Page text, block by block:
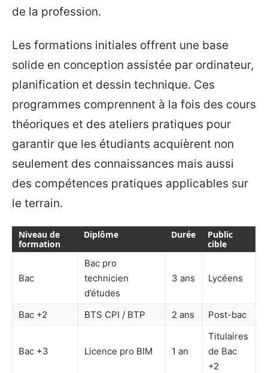
de la profession.
Les formations initiales offrent une base
solide en conception assistée par ordinateur,
planification et dessin technique. Ces
programmes comprennent à la fois des cours
théoriques et des ateliers pratiques pour
garantir que les étudiants acquièrent non
seulement des connaissances mais aussi
des compétences pratiques applicables sur
le terrain.
Niveau de
formation
Diplôme Durée
Public
cible
Bac
Bac pro
technicien
d’études
3 ans Lycéens
Bac +2 BTS CPI / BTP 2 ans Post-bac
Bac +3 Licence pro BIM 1 an
Titulaires
de Bac
+2